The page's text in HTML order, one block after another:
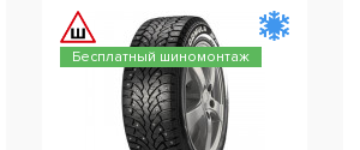
Бесплатный шиномонтаж